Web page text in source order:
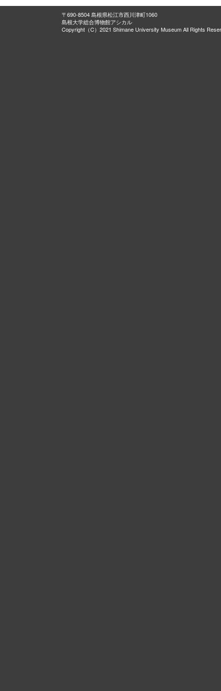
〒690-8504 島根県松江市西川津町1060
島根大学総合博物館アシカル
Copyright（C）2021 Shimane University Museum All Rights